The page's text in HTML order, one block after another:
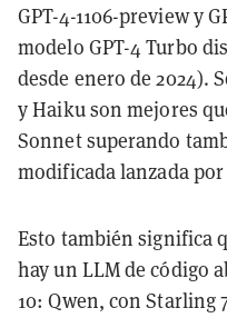
GPT-4-1106-preview y
modelo GPT-4 Turbo
desde enero de 2024).
y Haiku son mejores
Sonnet superando
modificada lanzada
Esto también significa
hay un LLM de código
10: Qwen, con Starling